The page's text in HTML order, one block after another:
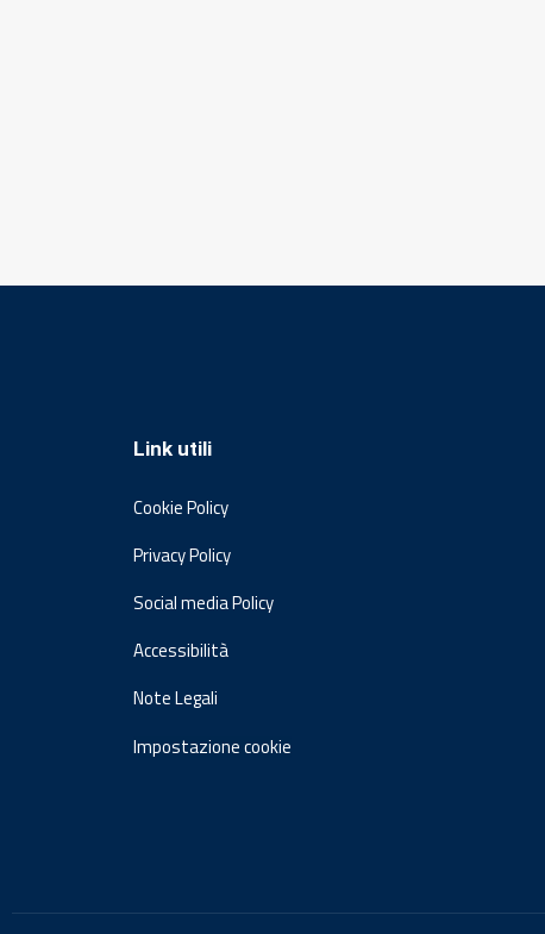
Link utili
Cookie Policy
Privacy Policy
Social media Policy
Accessibilità
Note Legali
Impostazione cookie